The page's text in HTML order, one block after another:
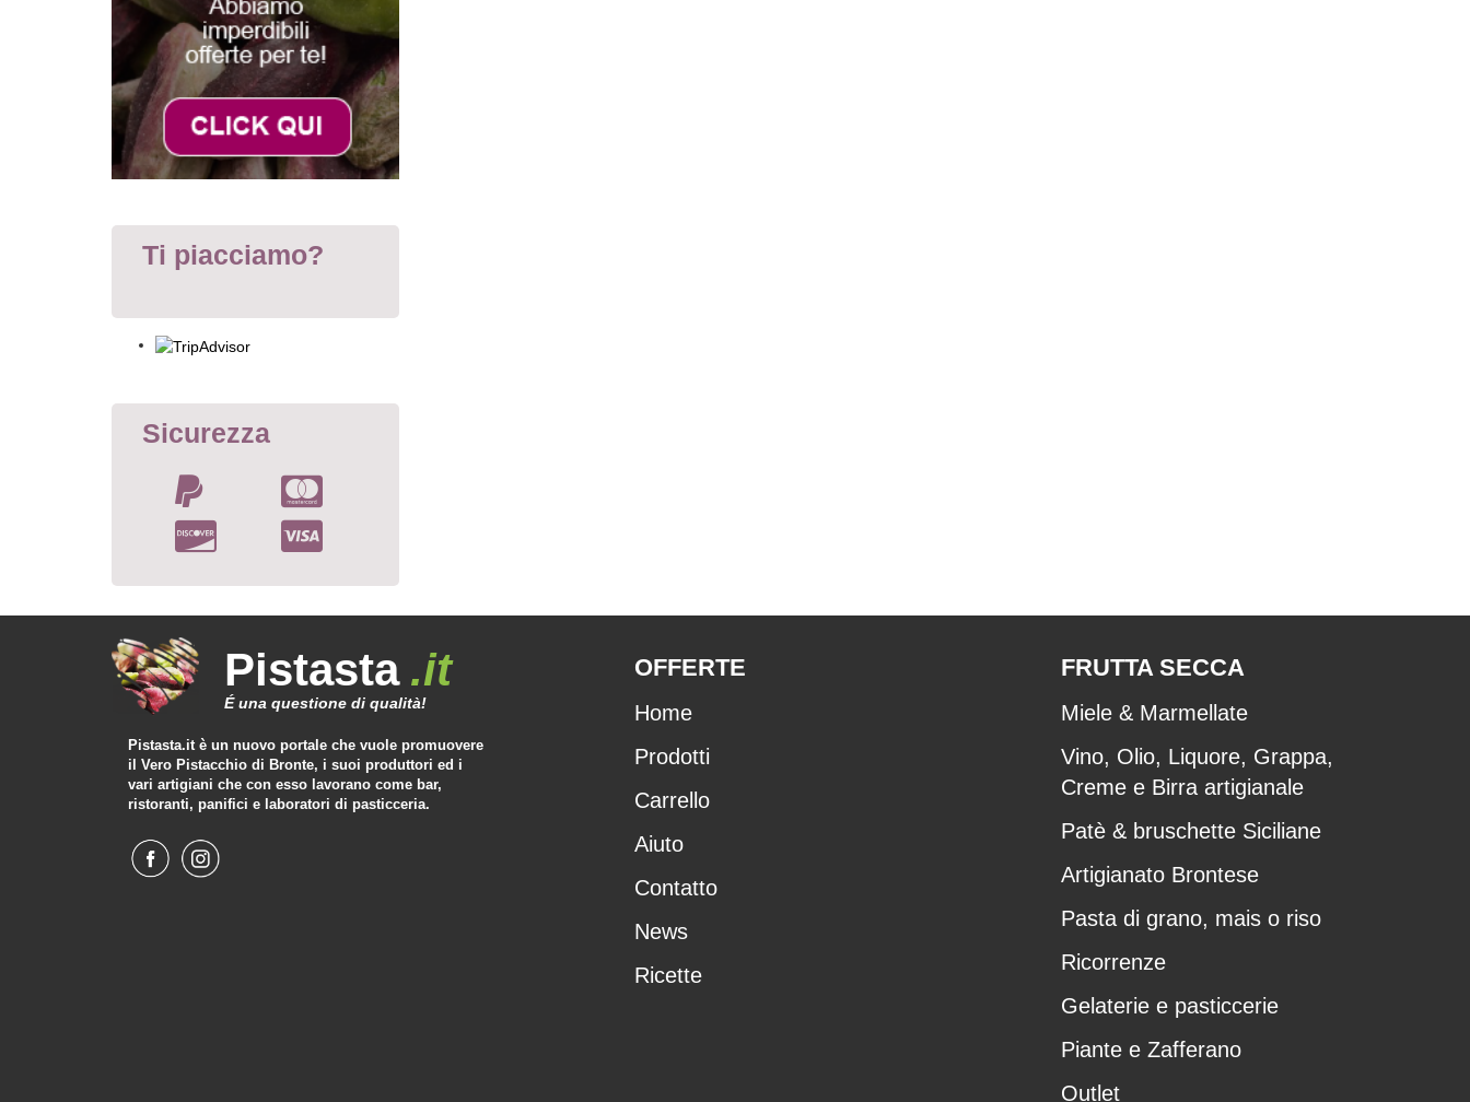
Ti piacciamo?
Sicurezza
Pistasta .it
É una questione di qualità!
Pistasta.it è un nuovo portale che vuole promuovere
il Vero Pistacchio di Bronte, i suoi produttori ed i
vari artigiani che con esso lavorano come bar,
ristoranti, panifici e laboratori di pasticceria.
OFFERTE
Home
Prodotti
Carrello
Aiuto
Contatto
News
Ricette
FRUTTA SECCA
Miele & Marmellate
Vino, Olio, Liquore, Grappa,
Creme e Birra artigianale
Patè & bruschette Siciliane
Artigianato Brontese
Pasta di grano, mais o riso
Ricorrenze
Gelaterie e pasticcerie
Piante e Zafferano
Outlet